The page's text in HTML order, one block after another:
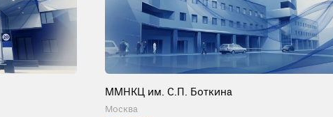
ММНКЦ им. С.П. Боткина
Москва